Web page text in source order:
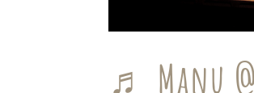
♬ Manu @